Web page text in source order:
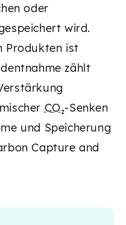
oder
wird.
Produkten ist
zählt
CO₂-Senken
und Speicherung
Capture and